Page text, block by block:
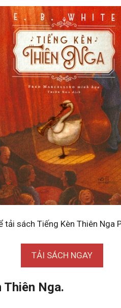
tải sách Tiếng Kèn Thiên Nga
TẢI SÁCH NGAY
Thiên Nga.